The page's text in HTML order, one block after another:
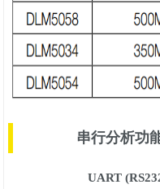
串行分析功
UART